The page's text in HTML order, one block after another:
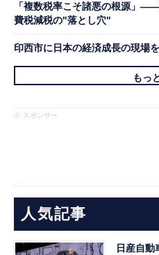
「複数税率こそ諸悪の根源」
費税減税の"落とし穴"
印西市に日本の経済成長の現場
もっ
※ スポンサー
人気記事
日産自動